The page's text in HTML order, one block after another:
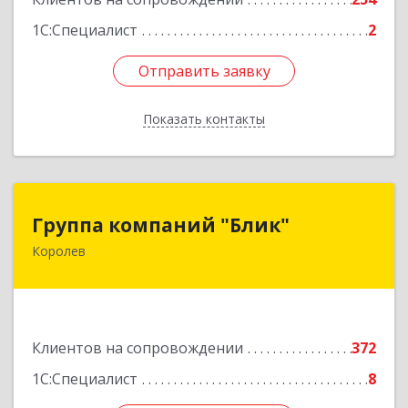
1С:Специалист
2
Отправить заявку
Показать контакты
Отправить заявку
Назад
Группа компаний "Блик"
Королев
Клиентов на сопровождении
372
1С:Специалист
8
Группа компаний "Блик"